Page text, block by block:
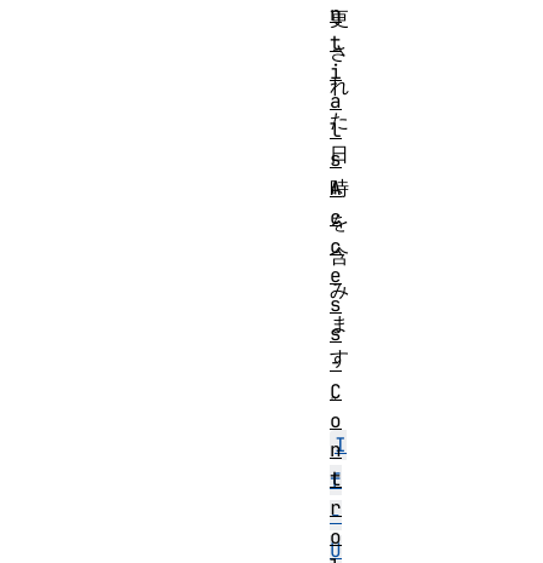
更
さ
れ
た
日
時
を
含
み
ま
す
。
I
f
-
U
n
t
i
a
l
s
A
c
c
e
s
s
-
C
o
n
t
r
o